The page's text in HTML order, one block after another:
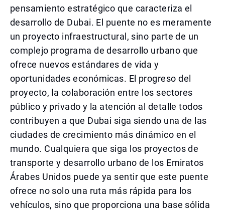
pensamiento estratégico que caracteriza el
desarrollo de Dubai. El puente no es meramente
un proyecto infraestructural, sino parte de un
complejo programa de desarrollo urbano que
ofrece nuevos estándares de vida y
oportunidades económicas. El progreso del
proyecto, la colaboración entre los sectores
público y privado y la atención al detalle todos
contribuyen a que Dubai siga siendo una de las
ciudades de crecimiento más dinámico en el
mundo. Cualquiera que siga los proyectos de
transporte y desarrollo urbano de los Emiratos
Árabes Unidos puede ya sentir que este puente
ofrece no solo una ruta más rápida para los
vehículos, sino que proporciona una base sólida